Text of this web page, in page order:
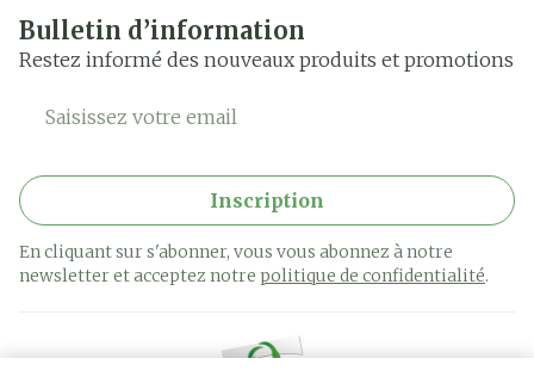
Bulletin d’information
Restez informé des nouveaux produits et promotions
Adresse mail
Inscription
En cliquant sur s'abonner, vous vous abonnez à notre
newsletter et acceptez notre politique de confidentialité.